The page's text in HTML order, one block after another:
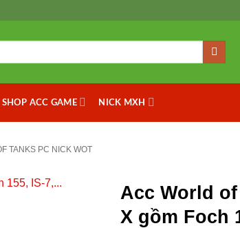
SHOP ACC GAME NICK MXH
TANKS PC NICK WOT
Acc World
X gồm Foch